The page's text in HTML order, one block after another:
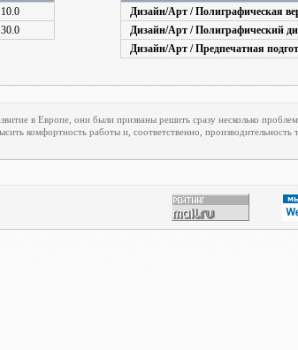
10.0
30.0
Дизайн/Арт / Полиграфическая
Дизайн/Арт / Полиграфический
Дизайн/Арт / Предпечатная
в Европе, они были призваны решить сразу несколько
комфортность работы и, соответственно, производительность